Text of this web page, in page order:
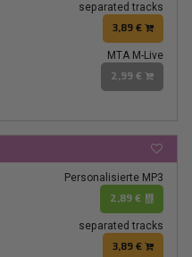
separated tracks
3,89 €
MTA M-Live
2,99 €
Personalisierte MP3
2,89 €
separated tracks
3,89 €